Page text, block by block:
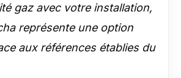
gaz avec votre installation,
représente une option
aux références établies du